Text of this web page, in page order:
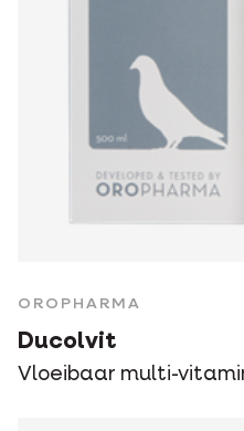
OROPHARMA
Ducolvit
Vloeibaar multi-